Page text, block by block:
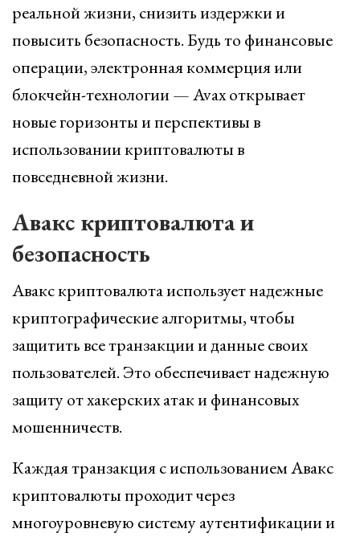
реальной жизни, снизить издержки и
повысить безопасность. Будь то финансовые
операции, электронная коммерция или
блокчейн-технологии — Avax открывает
новые горизонты и перспективы в
использовании криптовалюты в
повседневной жизни.
Авакс криптовалюта и
безопасность
Авакс криптовалюта использует надежные
криптографические алгоритмы, чтобы
защитить все транзакции и данные своих
пользователей. Это обеспечивает надежную
защиту от хакерских атак и финансовых
мошенничеств.
Каждая транзакция с использованием Авакс
криптовалюты проходит через
многоуровневую систему аутентификации и